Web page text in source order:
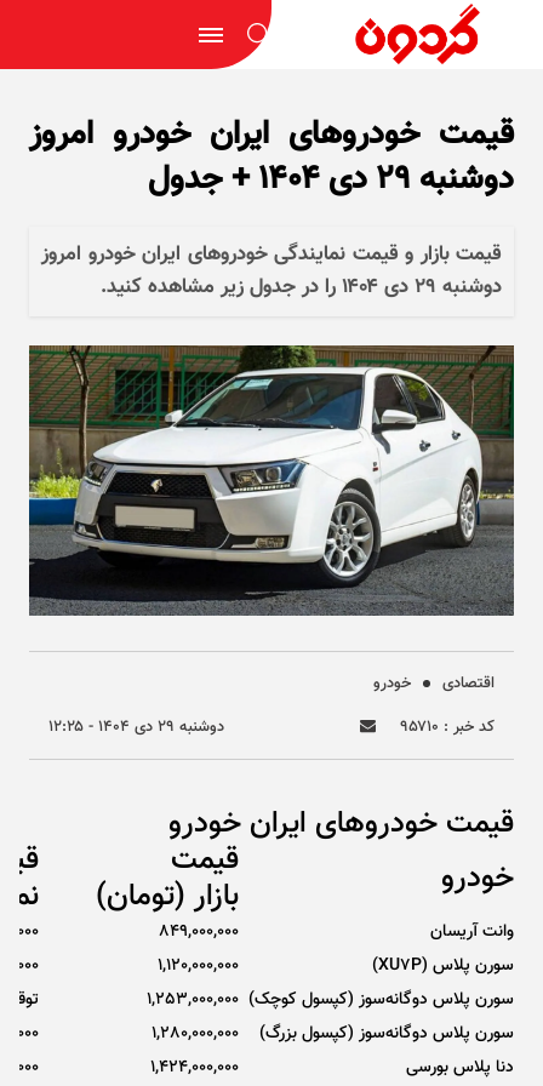
قیمت خودرو‌های ایران خودرو امروز
دوشنبه ۲۹ دی ۱۴۰۴ + جدول
قیمت بازار و قیمت نمایندگی خودرو‌های ایران خودرو امروز
دوشنبه ۲۹ دی ۱۴۰۴ را در جدول زیر مشاهده کنید.
اقتصادی
خودرو
کد خبر : ۹۵۷۱۰
دوشنبه ۲۹ دی ۱۴۰۴ - ۱۲:۲۵
قیمت خودروهای ایران خودرو
خودرو
قیمت
بازار (تومان)
وانت آریسان 849,000,000
سورن پلاس (XU7P)
1,120,000,000
سورن پلاس دوگانه‌سوز (کپسول کوچک) 1,253,000,000
توقف
سورن پلاس دوگانه‌سوز (کپسول بزرگ)
1,280,000,000
دنا پلاس بورسی
1,424,000,000